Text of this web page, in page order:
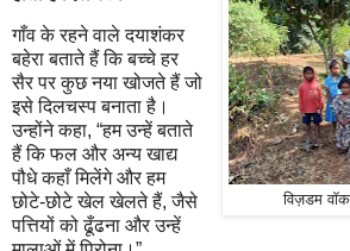
विज़डम
गाँव के रहने वाले दयाशंकर
बहेरा बताते हैं कि बच्चे हर
सैर पर कुछ नया खोजते हैं जो
इसे दिलचस्प बनाता है।
उन्‍होंने कहा, “हम उन्हें बताते
हैं कि फल और अन्य खाद्य
पौधे कहाँ मिलेंगे और हम
छोटे-छोटे खेल खेलते हैं, जैसे
पत्तियों को ढूँढना और उन्हें